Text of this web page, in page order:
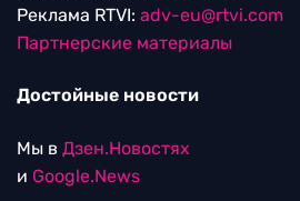
Реклама RTVI: adv-eu@rtvi.com
Партнерские материалы
Достойные новости
Мы в Дзен.Новостях
и Google.News